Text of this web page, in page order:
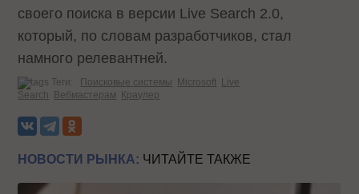
своего поиска в версии Live Search 2.0,
который, по словам разработчиков, стал
намного релевантней.
Теги: Поисковые системы Microsoft Live
Search Вебмастерам Краулер
НОВОСТИ РЫНКА: ЧИТАЙТЕ ТАКЖЕ